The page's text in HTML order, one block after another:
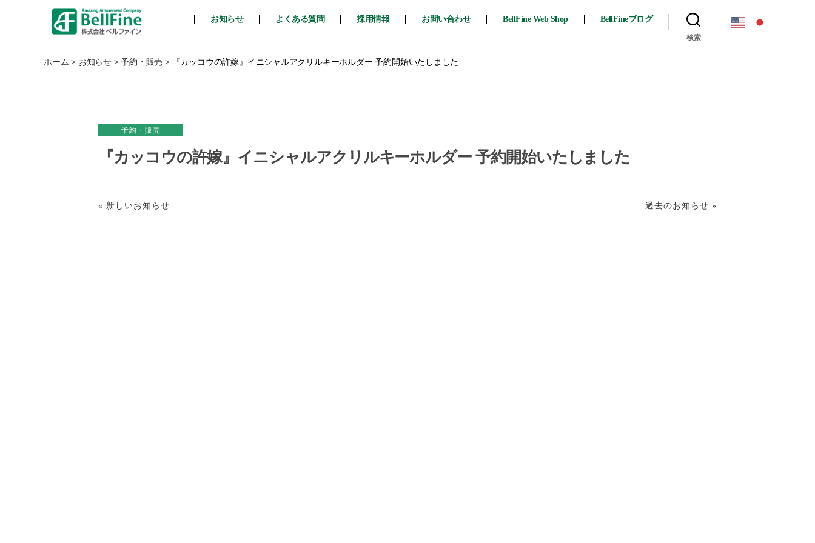
フ
お知らせ よくある質問 採用情報 お問い合わせ BellFine Web Shop BellFineブログ
検索
ホーム > お知らせ>予約・販売 > 『カッコウの許嫁』イニシャルアクリルキーホルダー 予約開始いたしました
予約・販売
『カッコウの許嫁』イニシャルアクリルキーホルダー 予約開始いたしました
« 新しいお知らせ 過去のお知らせ »